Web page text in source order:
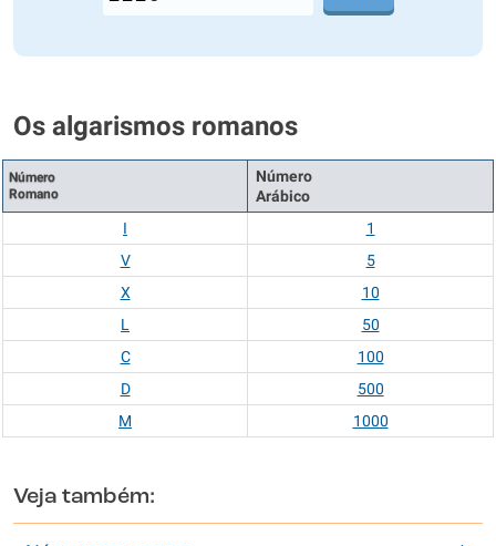
Os algarismos romanos
Número
Romano
Número
Arábico
I
1
V
5
X
10
L
50
C
100
D
500
M
1000
Veja também: